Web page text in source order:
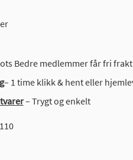
Bedre medlemmer får fri
– 1 time klikk & hent eller
– Trygt og enkelt